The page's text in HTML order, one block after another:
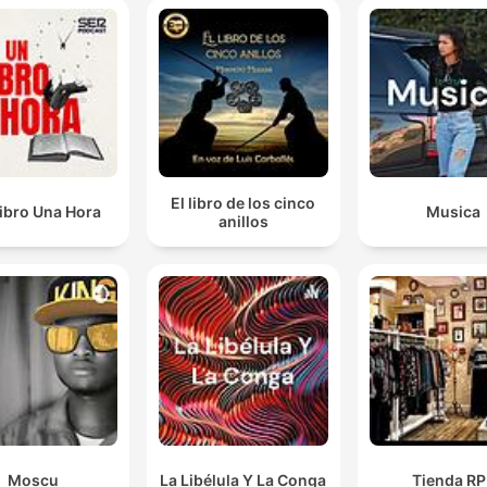
Una Hora
El libro de los cinco
anillos
Musica
Moscu La Libélula Y La Conga Tienda